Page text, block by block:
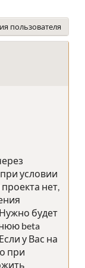
пользователя
условии
нет,
будет
beta
у Вас на
при